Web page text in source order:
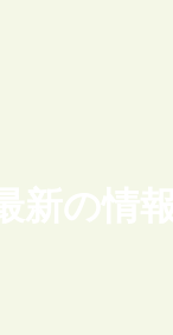
新の